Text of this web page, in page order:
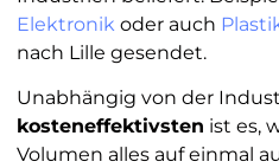
Elektronik oder auch
nach Lille gesendet.
Unabhängig von der
kosteneffektivsten ist es,
Volumen alles auf einmal